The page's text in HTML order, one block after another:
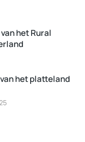
het Rural
het platteland